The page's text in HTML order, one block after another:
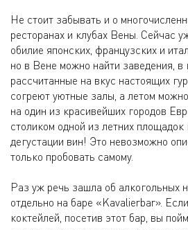
Не стоит забывать и о
ресторанах и клубах Вены. Сейчас
обилие японских, французских и
но в Вене можно найти заведения, в
рассчитанные на вкус настоящих
согреют уютные залы, а летом
на один из красивейших городов
столиком одной из летних
дегустации вин! Это невозможно
только пробовать самому.
Раз уж речь зашла об алкогольных
отдельно на баре «Kavalierbar».
коктейлей, посетив этот бар, вы